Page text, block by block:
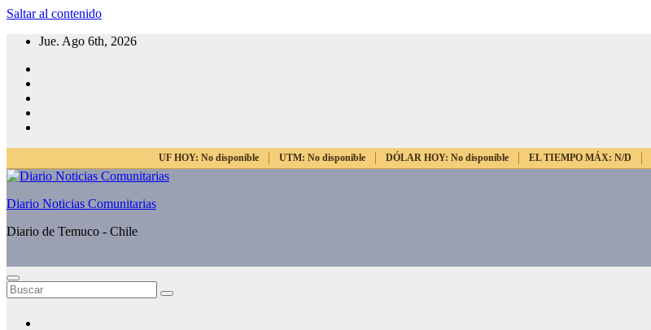
Saltar al contenido
Jue. Ago 6th, 2026
UF HOY: No disponible UTM: No disponible DÓLAR HOY: No disponible EL TIEMPO MÁX: N/D
Diario Noticias Comunitarias
Diario de Temuco - Chile